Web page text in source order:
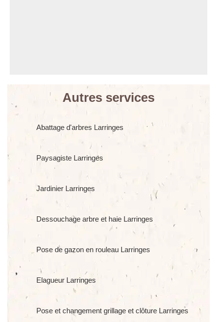
Autres services
Abattage d'arbres Larringes
Paysagiste Larringes
Jardinier Larringes
Dessouchage arbre et haie Larringes
Pose de gazon en rouleau Larringes
Elagueur Larringes
Pose et changement grillage et clôture Larringes